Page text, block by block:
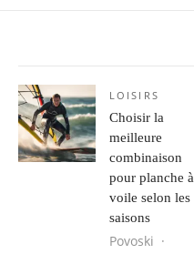
LOISIRS
Choisir la
meilleure
combinaison
pour planche à
voile selon les
saisons
Povoski